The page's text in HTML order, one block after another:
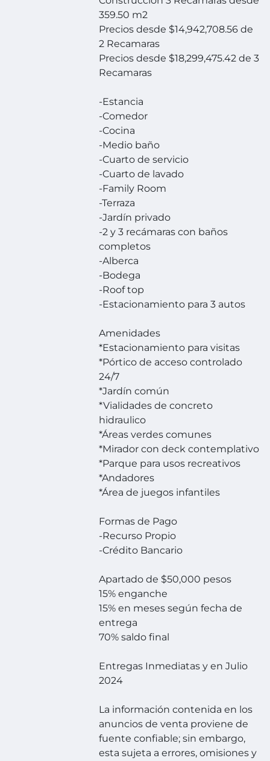
359.50 m2
Precios desde $14,942,708.56 de
2 Recamaras
Precios desde $18,299,475.42 de 3
Recamaras
-Estancia
-Comedor
-Cocina
-Medio baño
-Cuarto de servicio
-Cuarto de lavado
-Family Room
-Terraza
-Jardín privado
-2 y 3 recámaras con baños
completos
-Alberca
-Bodega
-Roof top
-Estacionamiento para 3 autos
Amenidades
*Estacionamiento para visitas
*Pórtico de acceso controlado
24/7
*Jardín común
*Vialidades de concreto
hidraulico
*Áreas verdes comunes
*Mirador con deck contemplativo
*Parque para usos recreativos
*Andadores
*Área de juegos infantiles
Formas de Pago
-Recurso Propio
-Crédito Bancario
Apartado de $50,000 pesos
15% enganche
15% en meses según fecha de
entrega
70% saldo final
Entregas Inmediatas y en Julio
2024
La información contenida en los
anuncios de venta proviene de
fuente confiable; sin embargo,
esta sujeta a errores, omisiones y